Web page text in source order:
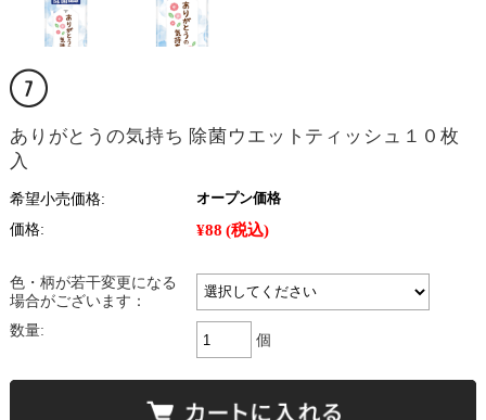
ありがとうの気持ち 除菌ウエットティッシュ１０枚
入
希望小売価格: オープン価格
価格: ¥88 (税込)
色・柄が若干変更になる
場合がございます：
数量:
個